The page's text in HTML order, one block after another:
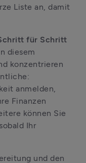
Liste an, damit
für Schritt
diesem
konzentrieren
anmelden,
Finanzen
können Sie
Ihr
und den